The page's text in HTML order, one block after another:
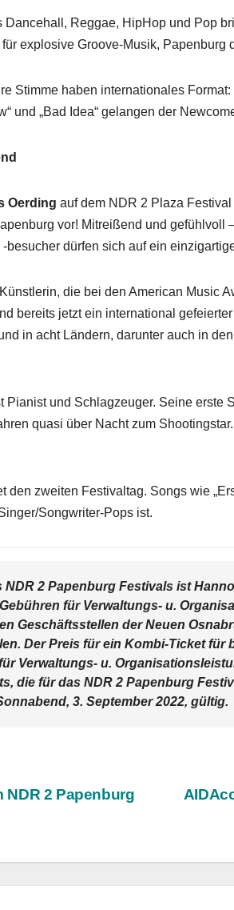
Dancehall, Reggae, HipHop und Pop
explosive Groove-Musik, Papenburg
Stimme haben internationales Format:
und „Bad Idea“ gelangen der
Oerding auf dem NDR 2 Plaza
vor! Mitreißend und gefühlvoll
besucher dürfen sich auf ein
die bei den American Music
bereits jetzt ein international
in acht Ländern, darunter auch in
Pianist und Schlagzeuger. Seine erste
quasi über Nacht zum
den zweiten Festivaltag. Songs wie
Songwriter-Pops ist.
NDR 2 Papenburg Festivals ist
für Verwaltungs- u.
Geschäftsstellen der Neuen
Der Preis für ein Kombi-Ticket für
Verwaltungs- u.
die für das NDR 2 Papenburg
3. September 2022, gültig.
NDR 2 Papenburg